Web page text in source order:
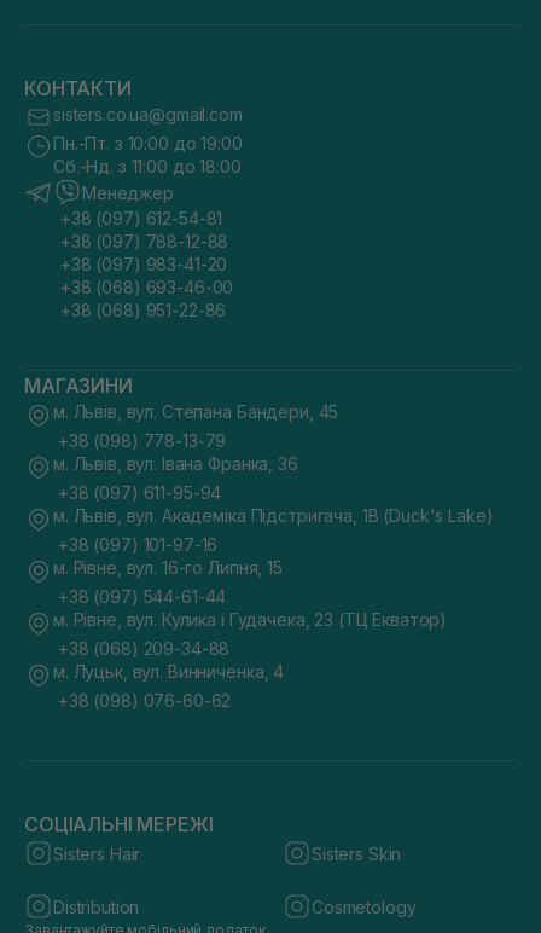
КОНТАКТИ
sisters.co.ua@gmail.com
Пн.-Пт. з 10:00 до 19:00
Сб.-Нд. з 11:00 до 18:00
Менеджер
+38 (097) 612-54-81
+38 (097) 788-12-88
+38 (097) 983-41-20
+38 (068) 693-46-00
+38 (068) 951-22-86
МАГАЗИНИ
м. Львів, вул. Степана Бандери, 45
+38 (098) 778-13-79
м. Львів, вул. Івана Франка, 36
+38 (097) 611-95-94
м. Львів, вул. Академіка Підстригача, 1В (Duck's Lake)
+38 (097) 101-97-16
м. Рівне, вул. 16-го Липня, 15
+38 (097) 544-61-44
м. Рівне, вул. Кулика і Гудачека, 23 (ТЦ Екватор)
+38 (068) 209-34-88
м. Луцьк, вул. Винниченка, 4
+38 (098) 076-60-62
СОЦІАЛЬНІ МЕРЕЖІ
Sisters Hair Sisters Skin
Distribution Cosmetology